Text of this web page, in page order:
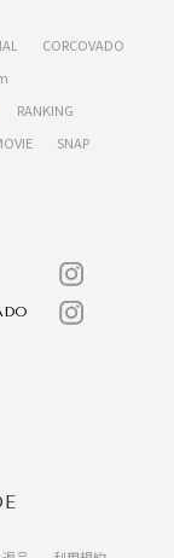
CORCOVADO
RANKING
SNAP